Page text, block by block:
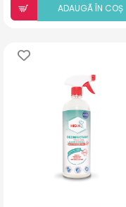
ADAUGÃ ÎN COȘ